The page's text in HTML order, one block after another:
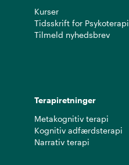
Kurser
Tidsskrift for Psykoterapi
Tilmeld nyhedsbrev
Terapiretninger
Metakognitiv terapi
Kognitiv adfærdsterapi
Narrativ terapi